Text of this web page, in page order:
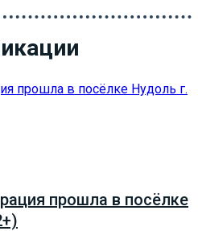
прошла в посёлке